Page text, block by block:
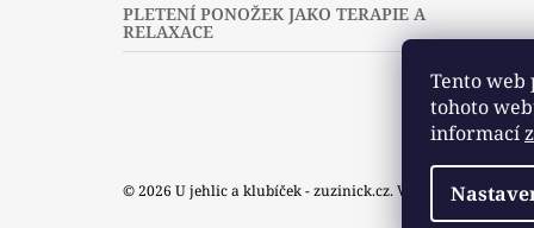
Tento web
tohoto
informací
PLETENÍ PONOŽEK JAKO TERAPIE A
RELAXACE
© 2026 U jehlic a klubíček - zuzinick.cz. Všechna práva